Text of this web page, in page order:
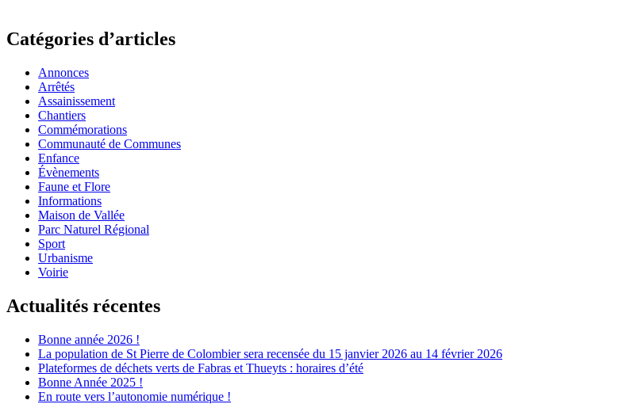
Catégories d’articles
Annonces
Arrêtés
Assainissement
Chantiers
Commémorations
Communauté de Communes
Enfance
Évènements
Faune et Flore
Informations
Maison de Vallée
Parc Naturel Régional
Sport
Urbanisme
Voirie
Actualités récentes
Bonne année 2026 !
La population de St Pierre de Colombier sera recensée du 15 janvier 2026 au 14 février 2026
Plateformes de déchets verts de Fabras et Thueyts : horaires d’été
Bonne Année 2025 !
En route vers l’autonomie numérique !